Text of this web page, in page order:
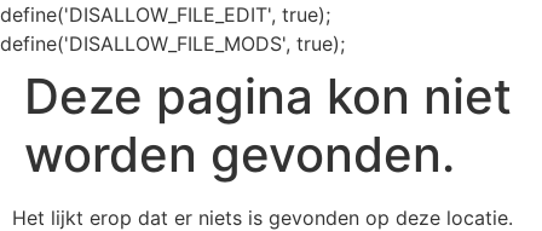
define('DISALLOW_FILE_EDIT', true);
define('DISALLOW_FILE_MODS', true);
Deze pagina kon niet
worden gevonden.
Het lijkt erop dat er niets is gevonden op deze locatie.